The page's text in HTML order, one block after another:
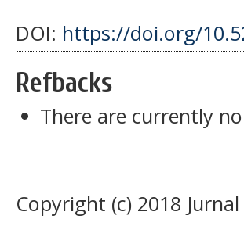
DOI: https://doi.org/
Refbacks
There are currently
Copyright (c) 2018